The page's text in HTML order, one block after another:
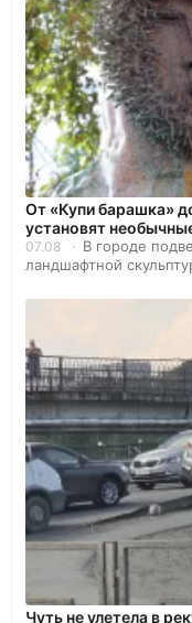
От «Купи барашка»
установят
07.08
В городе
ландшафтной
Чуть не улетела в